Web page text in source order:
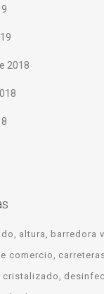
2018
altura
barredora
comercio
cristalizado